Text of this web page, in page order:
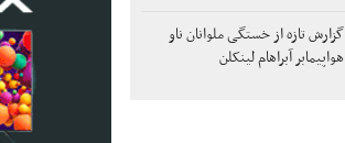
گزارش تازه از خستگی ملوانان ناو
هواپیمابر آبراهام لینکلن